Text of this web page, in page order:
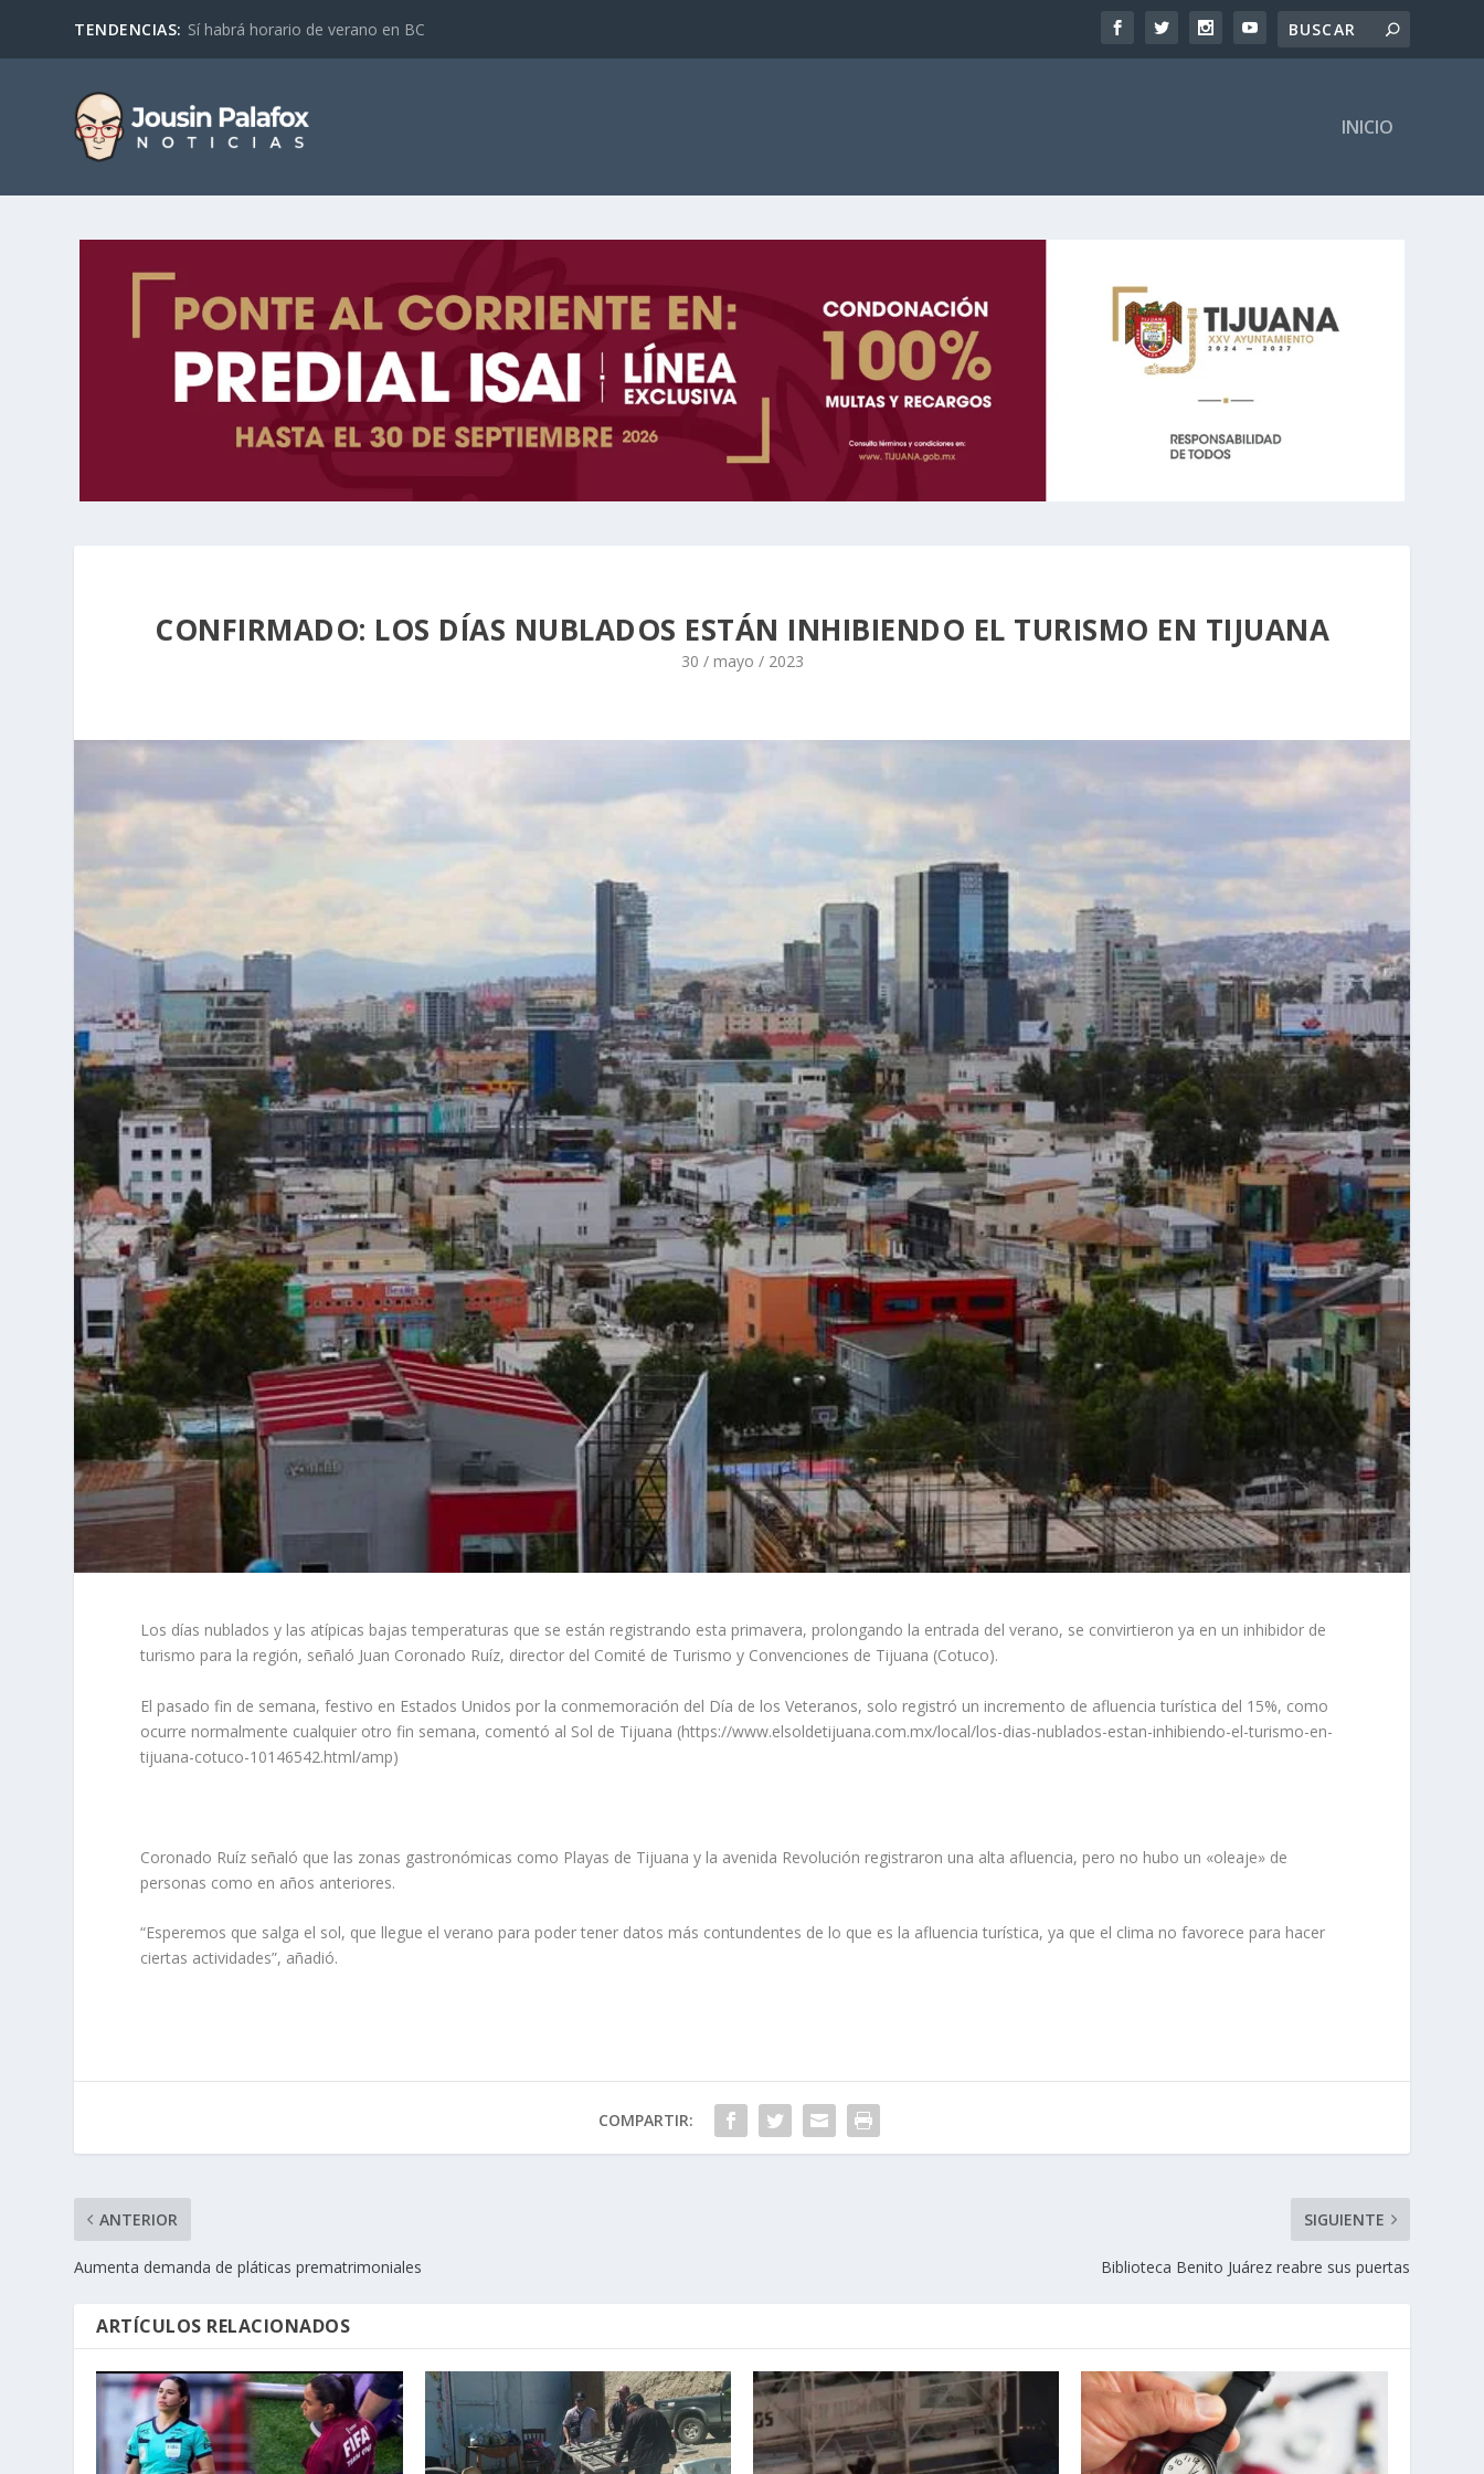
TENDENCIAS: Sí habrá horario de verano en BC
INICIO
CONFIRMADO: LOS DÍAS NUBLADOS ESTÁN INHIBIENDO EL TURISMO EN TIJUANA
30 / mayo / 2023
Los días nublados y las atípicas bajas temperaturas que se están registrando esta primavera, prolongando la entrada del verano, se convirtieron ya en un inhibidor de
turismo para la región, señaló Juan Coronado Ruíz, director del Comité de Turismo y Convenciones de Tijuana (Cotuco).
El pasado fin de semana, festivo en Estados Unidos por la conmemoración del Día de los Veteranos, solo registró un incremento de afluencia turística del 15%, como
ocurre normalmente cualquier otro fin semana, comentó al Sol de Tijuana (https://www.elsoldetijuana.com.mx/local/los-dias-nublados-estan-inhibiendo-el-turismo-en-
tijuana-cotuco-10146542.html/amp)
Coronado Ruíz señaló que las zonas gastronómicas como Playas de Tijuana y la avenida Revolución registraron una alta afluencia, pero no hubo un «oleaje» de
personas como en años anteriores.
“Esperemos que salga el sol, que llegue el verano para poder tener datos más contundentes de lo que es la afluencia turística, ya que el clima no favorece para hacer
ciertas actividades”, añadió.
COMPARTIR:
ANTERIOR
Aumenta demanda de pláticas prematrimoniales
SIGUIENTE
Biblioteca Benito Juárez reabre sus puertas
ARTÍCULOS RELACIONADOS